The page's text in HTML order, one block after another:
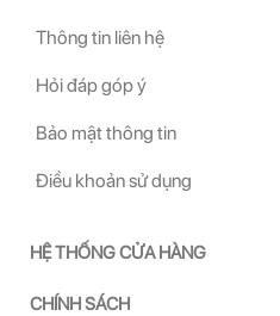
Thông tin liên hệ
Hỏi đáp góp ý
Bảo mật thông tin
Điều khoản sử dụng
HỆ THỐNG CỬA HÀNG
CHÍNH SÁCH